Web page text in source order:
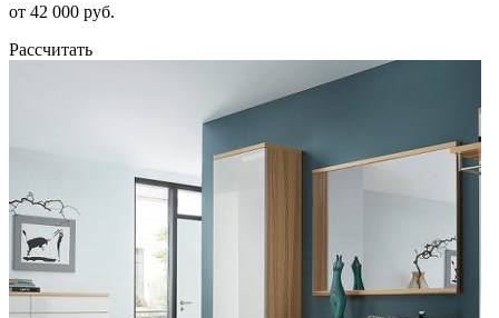
от 42 000 руб.
Рассчитать